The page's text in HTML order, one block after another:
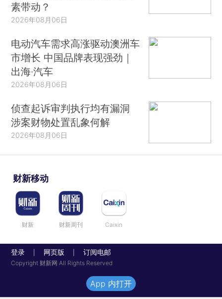
素带动？
2026年08月06日
电动汽车需求高涨驱动澳洲车
市增长 中国品牌表现强劲｜
出海·汽车
2026年08月06日
侦查起诉审判执行均有漏洞
涉案财物处置乱象何解
2026年08月06日
财新移动
财新 财新周刊 Caixin
登录 网页版 订阅电邮
Copyright 财新网 All Rights Reserved
App 内打开